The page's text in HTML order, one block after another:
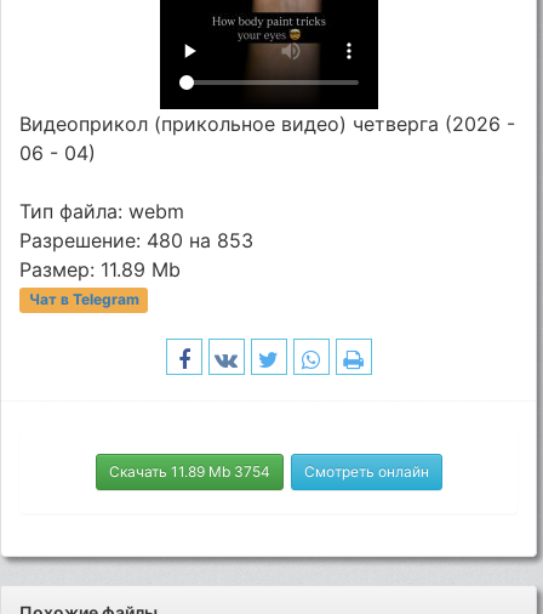
Видеоприкол (прикольное видео) четверга (2026 -
06 - 04)
Тип файла: webm
Разрешение: 480 на 853
Размер: 11.89 Mb
Чат в Telegram
Скачать 11.89 Mb 3754 Смотреть онлайн